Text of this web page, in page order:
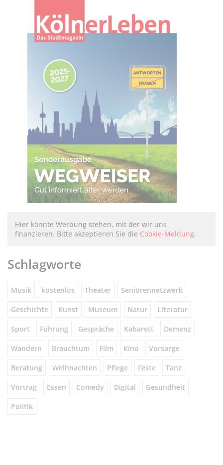
Hier könnte Werbung stehen, mit der wir uns
finanzieren. Bitte akzeptieren Sie die Cookie-Meldung.
Schlagworte
Musik kostenlos Theater Seniorennetzwerk
Geschichte Kunst Museum Natur Literatur
Sport Führung Gespräche Kabarett Demenz
Wandern Brauchtum Film Kino Vorsorge
Beratung Weihnachten Pflege Feste Tanz
Vortrag Essen Comedy Digital Gesundheit
Politik